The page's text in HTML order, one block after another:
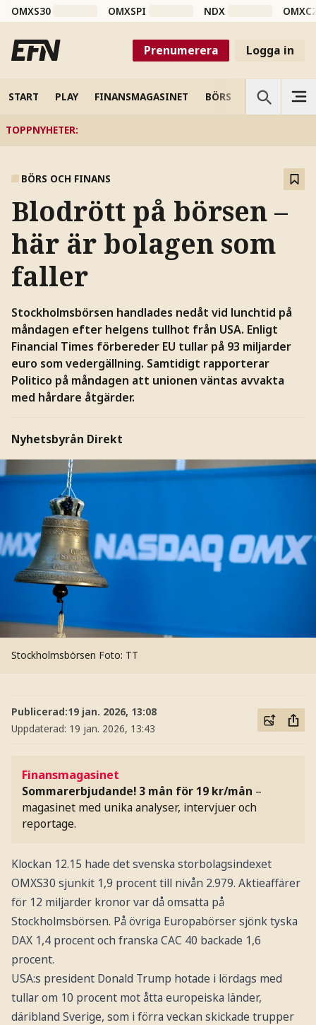
OMXS30 OMXSPI NDX
Prenumerera Logga in
START PLAY FINANSMAGASINET BÖRS VETENSKAP
TOPPNYHETER:
BÖRS OCH FINANS
Blodrött på börsen –
här är bolagen som
faller
Stockholmsbörsen handlades nedåt vid lunchtid på
måndagen efter helgens tullhot från USA. Enligt
Financial Times förbereder EU tullar på 93 miljarder
euro som vedergällning. Samtidigt rapporterar
Politico på måndagen att unionen väntas avvakta
med hårdare åtgärder.
Nyhetsbyrån Direkt
Stockholmsbörsen Foto: TT
Publicerad:19 jan. 2026, 13:08
Uppdaterad: 19 jan. 2026, 13:43
Finansmagasinet
Sommarerbjudande! 3 mån för 19 kr/mån –
magasinet med unika analyser, intervjuer och
reportage.
Klockan 12.15 hade det svenska storbolagsindexet
OMXS30 sjunkit 1,9 procent till nivån 2.979. Aktieaffärer
för 12 miljarder kronor var då omsatta på
Stockholmsbörsen. På övriga Europabörser sjönk tyska
DAX 1,4 procent och franska CAC 40 backade 1,6
procent.
USA:s president Donald Trump hotade i lördags med
tullar om 10 procent mot åtta europeiska länder,
däribland Sverige, som i förra veckan skickade trupper